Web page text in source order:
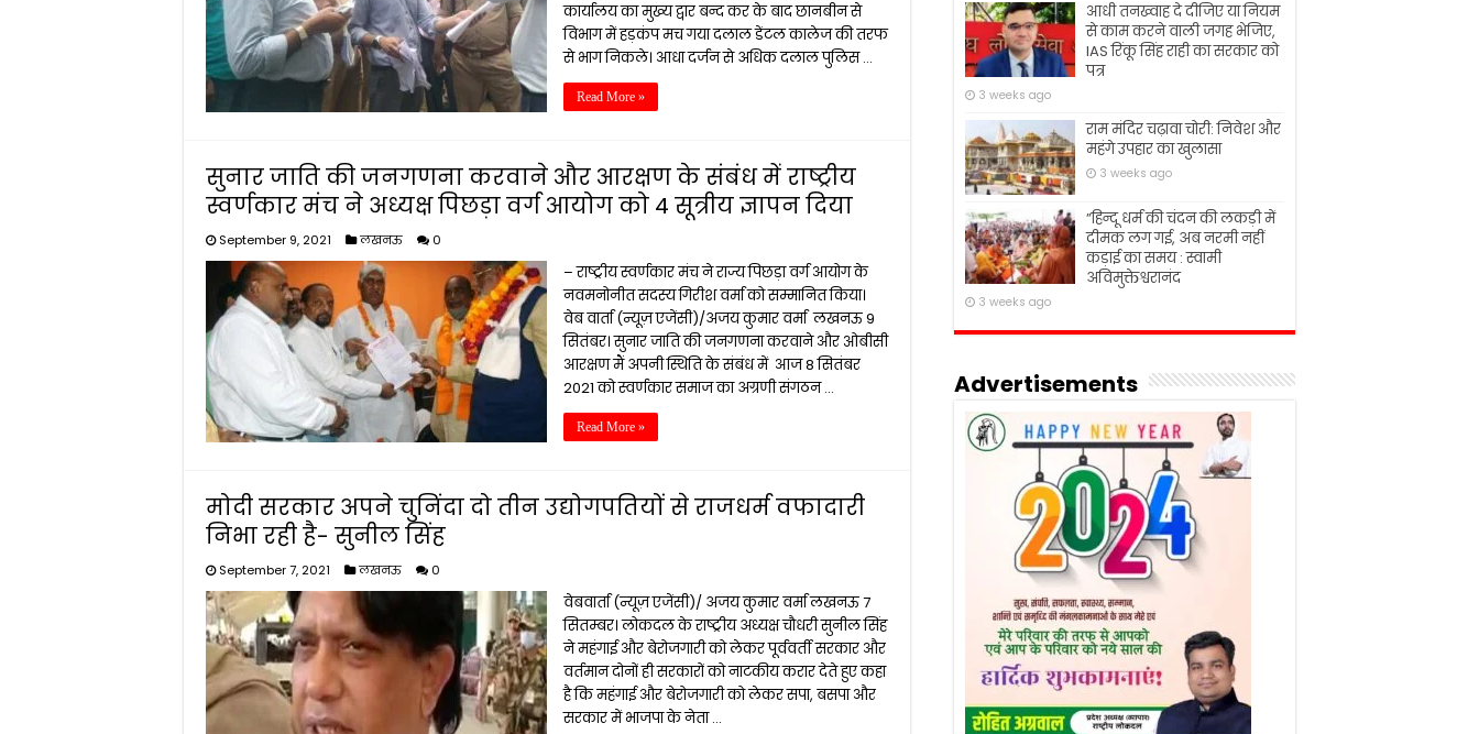
कार्यालय का मुख्य द्वार बन्द कर के बाद छानबीन से
विभाग में हड़कंप मच गया दलाल डेंटल कालेज की तरफ
से भाग निकले। आधा दर्जन से अधिक दलाल पुलिस …
Read More »
सुनार जाति की जनगणना करवाने और आरक्षण के संबंध में राष्ट्रीय
स्वर्णकार मंच ने अध्यक्ष पिछड़ा वर्ग आयोग को 4 सूत्रीय ज्ञापन दिया
September 9, 2021 लखनऊ 0
– राष्ट्रीय स्वर्णकार मंच ने राज्य पिछड़ा वर्ग आयोग के
नवमनोनीत सदस्य गिरीश वर्मा को सम्मानित किया।
वेब वार्ता (न्यूज़ एजेंसी)/अजय कुमार वर्मा लखनऊ 9
सितंबर। सुनार जाति की जनगणना करवाने और ओबीसी
आरक्षण मैं अपनी स्थिति के संबंध में आज 8 सितंबर
2021 को स्वर्णकार समाज का अग्रणी संगठन …
Read More »
मोदी सरकार अपने चुनिंदा दो तीन उद्योगपतियों से राजधर्म वफादारी
निभा रही है- सुनील सिंह
September 7, 2021 लखनऊ 0
वेबवार्ता (न्यूज़ एजेंसी)/ अजय कुमार वर्मा लखनऊ 7
सितम्बर। लोकदल के राष्ट्रीय अध्यक्ष चौधरी सुनील सिंह
ने महंगाई और बेरोजगारी को लेकर पूर्ववर्ती सरकार और
वर्तमान दोनों ही सरकारों को नाटकीय करार देते हुए कहा
है कि महंगाई और बेरोजगारी को लेकर सपा, बसपा और
सरकार में भाजपा के नेता …
आधी तनख्वाह दे दीजिए या नियम
से काम करने वाली जगह भेजिए,
IAS रिंकू सिंह राही का सरकार को
पत्र
3 weeks ago
राम मंदिर चढ़ावा चोरी: निवेश और
महंगे उपहार का खुलासा
3 weeks ago
​”हिन्दू धर्म की चंदन की लकड़ी में
दीमक लग गई, अब नरमी नहीं
कड़ाई का समय : स्वामी
अविमुक्तेश्वरानंद
3 weeks ago
Advertisements